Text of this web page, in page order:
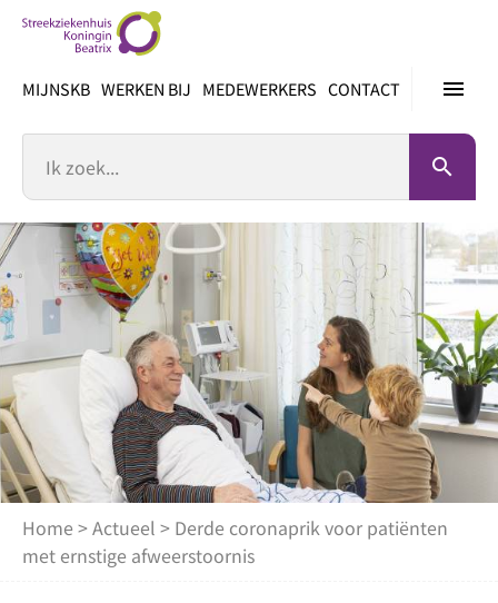
inhoud
menu
MIJNSKB WERKEN BIJ MEDEWERKERS CONTACT
search
Home >Actueel > Derde coronaprik voor patiënten
met ernstige afweerstoornis